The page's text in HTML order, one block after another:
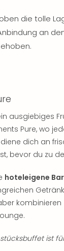
die tolle
an
ausgiebiges
Pure, wo
dich an
bevor du zu
hoteleigene Bar
ist